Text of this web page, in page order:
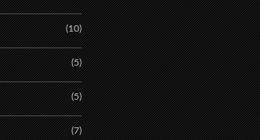
(10)
(5)
(5)
(7)